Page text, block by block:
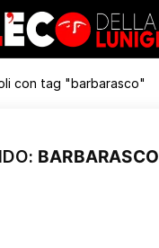
con tag "barbarasco"
BARBARASCO